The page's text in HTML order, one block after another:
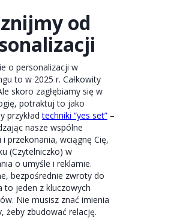
od
o personalizacji w
to w 2025 r. Całkowity
skoro zagłębiamy się w
potraktuj to jako
przykładtechniki “yes set” –
nasze wspólne
przekonania, wciągnę Cię,
(Czytelniczko) w
o umyśle i reklamie.
bezpośrednie zwroty do
to jeden z kluczowych
Nie musisz znać imienia
żeby zbudować relację.